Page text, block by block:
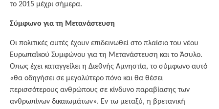
το 2015 μέχρι σήμερα.
Σύμφωνο για τη Μετανάστευση
Οι πολιτικές αυτές έχουν επιδεινωθεί στο πλαίσιο του νέου
Ευρωπαϊκού Συμφώνου για τη Μετανάστευση και το Άσυλο.
Όπως έχει καταγγείλει η Διεθνής Αμνηστία, το σύμφωνο αυτό
«θα οδηγήσει σε μεγαλύτερο πόνο και θα θέσει
περισσότερους ανθρώπους σε κίνδυνο παραβίασης των
ανθρωπίνων δικαιωμάτων». Εν τω μεταξύ, η βρετανική